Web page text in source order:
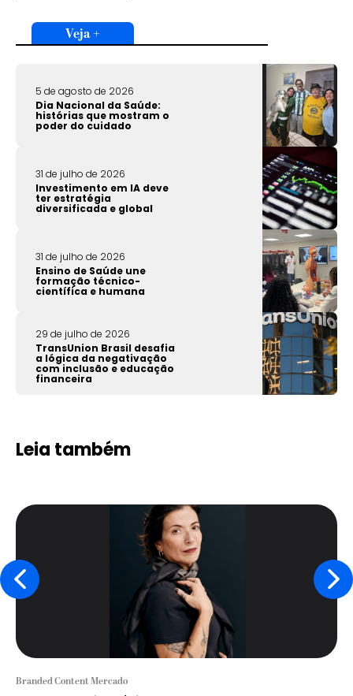
Veja +
5 de agosto de 2026
Dia Nacional da Saúde:
histórias que mostram o
poder do cuidado
31 de julho de 2026
Investimento em IA deve
ter estratégia
diversificada e global
31 de julho de 2026
Ensino de Saúde une
formação técnico-
científica e humana
29 de julho de 2026
TransUnion Brasil desafia
a lógica da negativação
com inclusão e educação
financeira
Leia também
Branded Content Mercado